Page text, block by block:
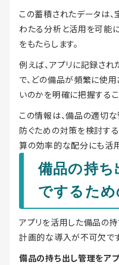
この蓄積されたデータは
わたる分析と活用を可能
をもたらします。
例えば、アプリに記録さ
で、どの備品が頻繁に使
いのかを明確に把握するこ
この情報は、備品の適切
防ぐための対策を検討す
算の効率的な配分にも活用
備品の持ち
でするた
アプリを活用した備品の
計画的な導入が不可欠です
備品の持ち出し管理をア